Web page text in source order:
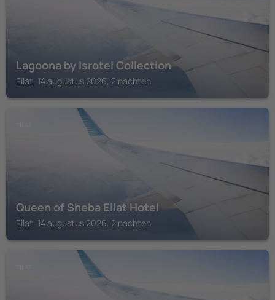
Lagoona by Isrotel Collection
Eilat, 14 augustus 2026, 2 nachten
Queen of Sheba Eilat Hotel
Eilat, 14 augustus 2026, 2 nachten